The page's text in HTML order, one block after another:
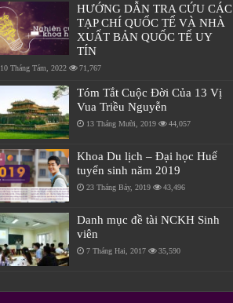
HƯỚNG DẪN TRA CỨU CÁC
TẠP CHÍ QUỐC TẾ VÀ NHÀ
XUẤT BẢN QUỐC TẾ UY
TÍN
10 Tháng Tám, 2022 71,767
Tóm Tắt Cuộc Đời Của 13 Vị
Vua Triều Nguyễn
13 Tháng Mười, 2019 44,057
Khoa Du lịch – Đại học Huế
tuyển sinh năm 2019
23 Tháng Bảy, 2019 43,496
Danh mục đề tài NCKH Sinh
viên
7 Tháng Hai, 2017 35,590